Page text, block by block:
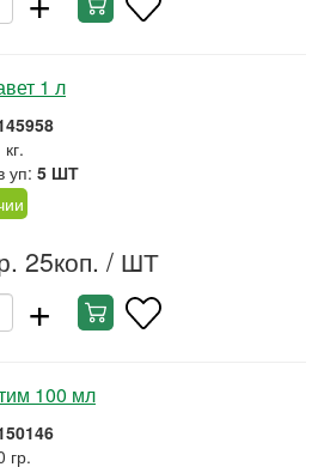
1 л
уп: 5 ШТ
25коп. / ШТ
+
100 мл
гр.